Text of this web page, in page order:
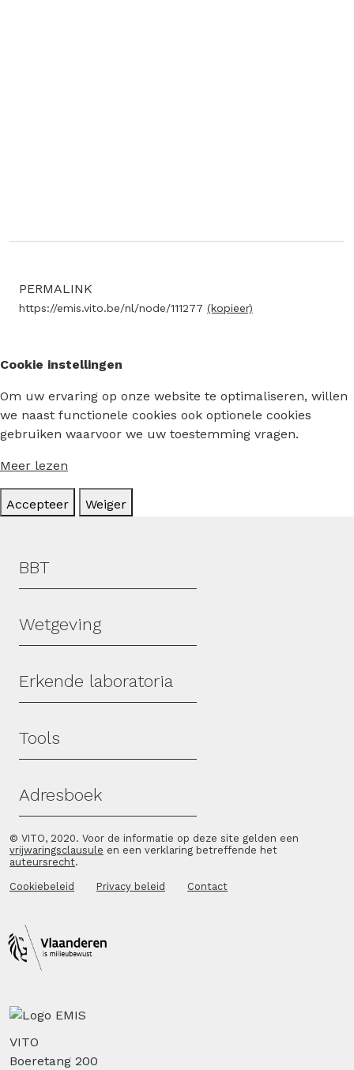
PERMALINK
https://emis.vito.be/nl/node/111277 (kopieer)
Cookie instellingen
Om uw ervaring op onze website te optimaliseren, willen
we naast functionele cookies ook optionele cookies
gebruiken waarvoor we uw toestemming vragen.
Meer lezen
Accepteer Weiger
Hoofdmenu
BBT
Wetgeving
Erkende laboratoria
Tools
Adresboek
© VITO, 2020. Voor de informatie op deze site gelden een
vrijwaringsclausule en een verklaring betreffende het
auteursrecht.
Cookiebeleid Privacy beleid Contact
VITO
Boeretang 200